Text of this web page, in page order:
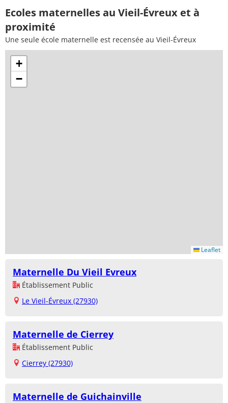
Ecoles maternelles au Vieil-Évreux et à
proximité
Une seule école maternelle est recensée au Vieil-Évreux
+
−
Leaflet
Maternelle Du Vieil Evreux
Établissement Public
Le Vieil-Évreux (27930)
Maternelle de Cierrey
Établissement Public
Cierrey (27930)
Maternelle de Guichainville